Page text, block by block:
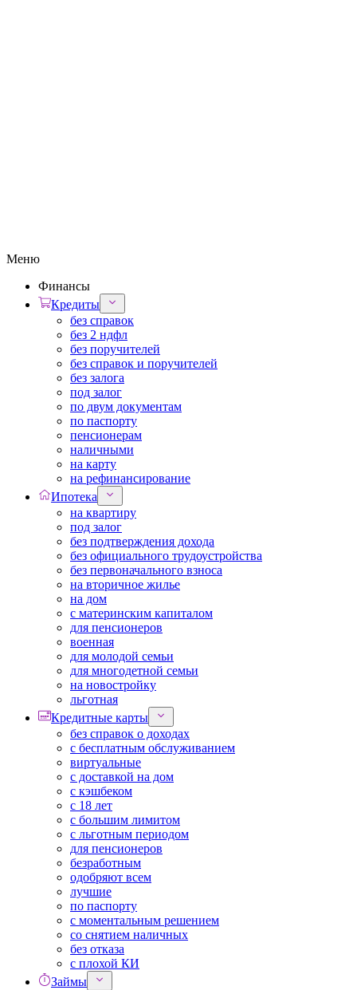
Меню
Финансы
Кредиты
без справок
без 2 ндфл
без поручителей
без справок и поручителей
без залога
под залог
по двум документам
по паспорту
пенсионерам
наличными
на карту
на рефинансирование
Ипотека
на квартиру
под залог
без подтверждения дохода
без официального трудоустройства
без первоначального взноса
на вторичное жилье
на дом
с материнским капиталом
для пенсионеров
военная
для молодой семьи
для многодетной семьи
на новостройку
льготная
Кредитные карты
без справок о доходах
с бесплатным обслуживанием
виртуальные
с доставкой на дом
с кэшбеком
с 18 лет
с большим лимитом
с льготным периодом
для пенсионеров
безработным
одобряют всем
лучшие
по паспорту
с моментальным решением
со снятием наличных
без отказа
с плохой КИ
Займы